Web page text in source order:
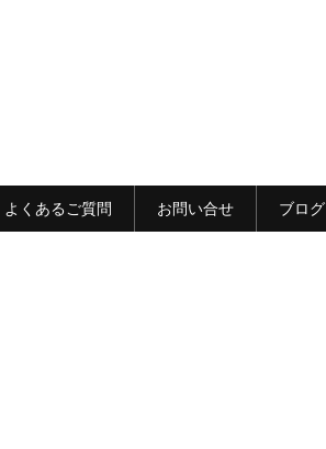
よくあるご質問 お問い合せ ブログ